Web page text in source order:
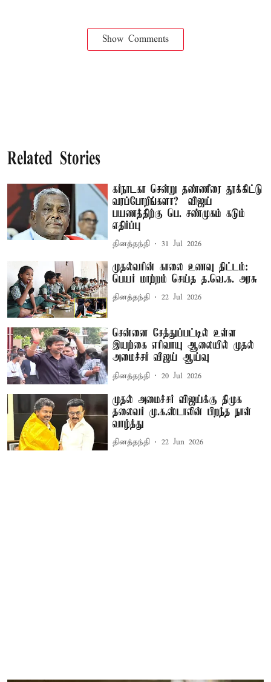
Show Comments
Related Stories
கர்நாடகா சென்று தண்ணீரை தூக்கிட்டு
வரப்போறீங்களா? – விஜய்
பயணத்திற்கு பெ. சண்முகம் கடும்
எதிர்ப்பு
தினத்தந்தி 31 Jul 2026
முதல்வரின் காலை உணவு திட்டம்:
பெயர் மாற்றம் செய்த த.வெ.க. அரசு
தினத்தந்தி 22 Jul 2026
சென்னை சேத்துப்பட்டில் உள்ள
இயற்கை எரிவாயு ஆலையில் முதல்
அமைச்சர் விஜய் ஆய்வு
தினத்தந்தி 20 Jul 2026
முதல் அமைச்சர் விஜய்க்கு திமுக
தலைவர் மு.க.ஸ்டாலின் பிறந்த நாள்
வாழ்த்து
தினத்தந்தி 22 Jun 2026